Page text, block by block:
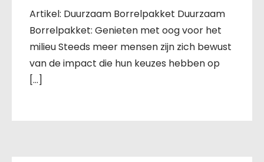
Artikel: Duurzaam Borrelpakket Duurzaam
Borrelpakket: Genieten met oog voor het
milieu Steeds meer mensen zijn zich bewust
van de impact die hun keuzes hebben op
[…]